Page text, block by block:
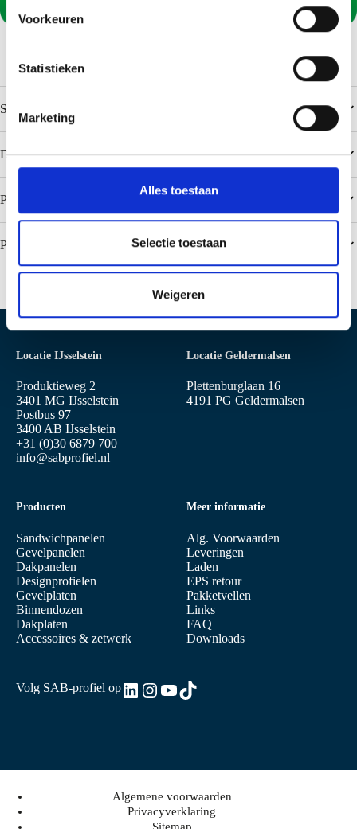
m
i
e
l
e
Voorkeuren
Statistieken
Marketing
Alles toestaan
Selectie toestaan
Weigeren
Specificaties
Downloads
Populaire kleuren Colorcoat PE 25 / Polyester
Populaire kleuren Colorcoat HPS200 Ultra
Locatie IJsselstein
Produktieweg 2
3401 MG IJsselstein
Postbus 97
3400 AB IJsselstein
+31 (0)30 6879 700
info@sabprofiel.nl
Producten
Sandwichpanelen
Gevelpanelen
Dakpanelen
Designprofielen
Gevelplaten
Binnendozen
Dakplaten
Accessoires & zetwerk
Meer informatie
Alg. Voorwaarden
Leveringen
Laden
EPS retour
Pakketvellen
Links
FAQ
Downloads
Locatie Geldermalsen
Plettenburglaan 16
4191 PG Geldermalsen
Volg SAB-profiel opLinkedIn
Instagram
YouTube
TikTok
Algemene voorwaarden
Privacyverklaring
Sitemap